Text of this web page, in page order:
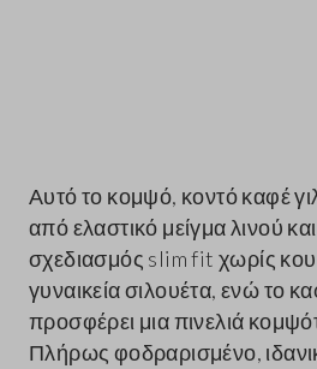
Αυτό το κομψό, κοντό καφέ
από ελαστικό μείγμα λινού
σχεδιασμός slim fit χωρίς
γυναικεία σιλουέτα, ενώ το
προσφέρει μια πινελιά
Πλήρως φοδραρισμένο,